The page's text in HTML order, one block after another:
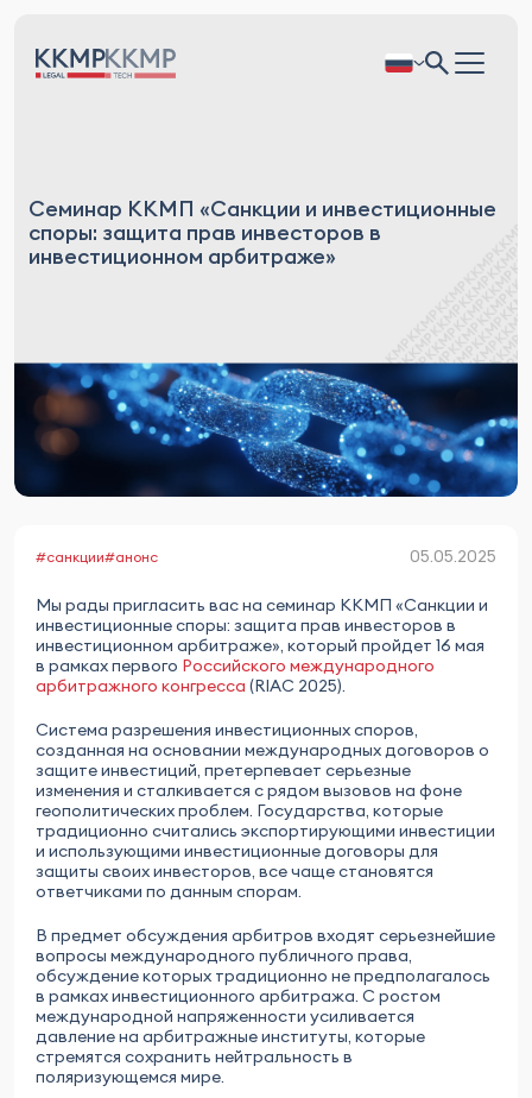
Семинар ККМП «Санкции и инвестиционные
споры: защита прав инвесторов в
инвестиционном арбитраже»
#санкции#анонс 05.05.2025
Мы рады пригласить вас на семинар ККМП «Санкции и
инвестиционные споры: защита прав инвесторов в
инвестиционном арбитраже», который пройдет 16 мая
в рамках первого Российского международного
арбитражного конгресса (RIAC 2025).
Система разрешения инвестиционных споров,
созданная на основании международных договоров о
защите инвестиций, претерпевает серьезные
изменения и сталкивается с рядом вызовов на фоне
геополитических проблем. Государства, которые
традиционно считались экспортирующими инвестиции
и использующими инвестиционные договоры для
защиты своих инвесторов, все чаще становятся
ответчиками по данным спорам.
В предмет обсуждения арбитров входят серьезнейшие
вопросы международного публичного права,
обсуждение которых традиционно не предполагалось
в рамках инвестиционного арбитража. С ростом
международной напряженности усиливается
давление на арбитражные институты, которые
стремятся сохранить нейтральность в
поляризующемся мире.